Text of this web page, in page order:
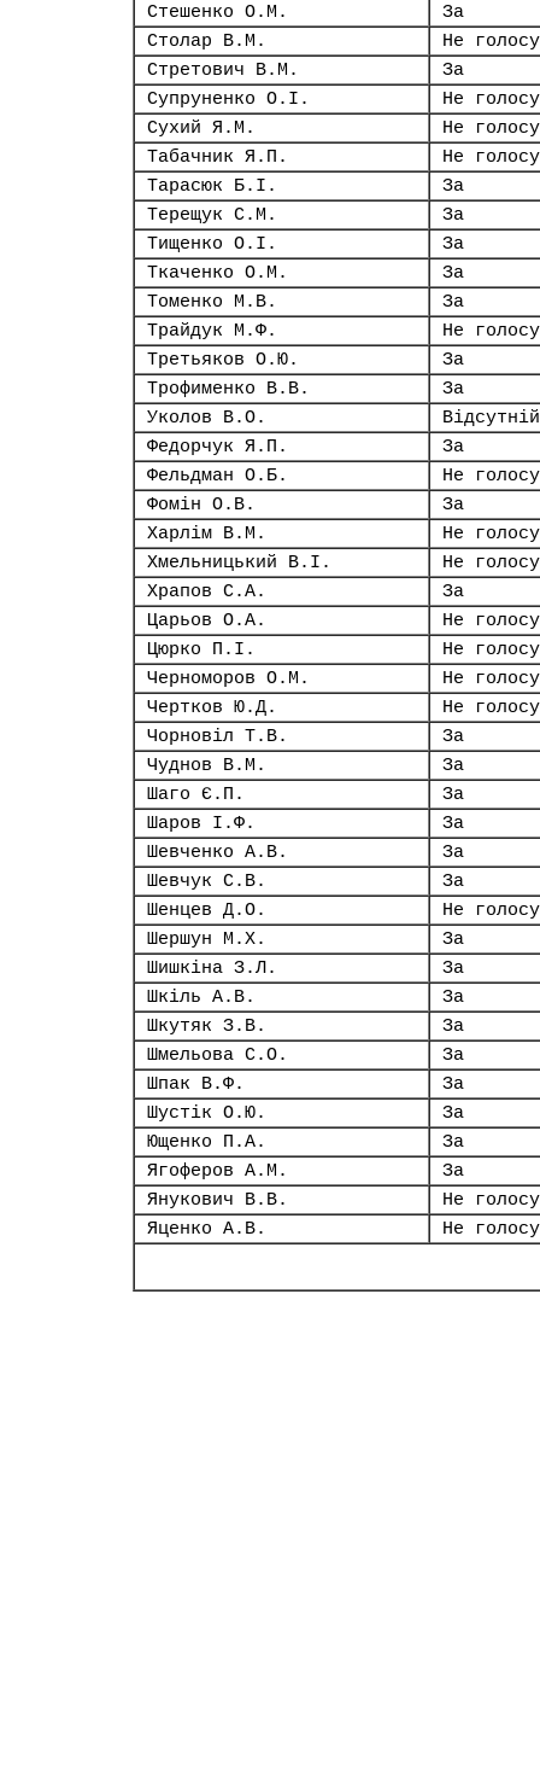
Стешенко О.М.
За
Столар В.М.
Не
Стретович В.М.
За
Супруненко О.І.
Не
Сухий Я.М.
Не
Табачник Я.П.
Не
Тарасюк Б.І.
За
Терещук С.М.
За
Тищенко О.І.
За
Ткаченко О.М.
За
Томенко М.В.
За
Трайдук М.Ф.
Не
Третьяков О.Ю.
За
Трофименко В.В.
За
Уколов В.О.
Відсутній
Федорчук Я.П.
За
Фельдман О.Б.
Не
Фомін О.В.
За
Харлім В.М.
Не
Хмельницький В.І.
Не
Храпов С.А.
За
Царьов О.А.
Не
Цюрко П.І.
Не
Черноморов О.М.
Не
Чертков Ю.Д.
Не
Чорновіл Т.В.
За
Чуднов В.М.
За
Шаго Є.П.
За
Шаров І.Ф.
За
Шевченко А.В.
За
Шевчук С.В.
За
Шенцев Д.О.
Не
Шершун М.Х.
За
Шишкіна З.Л.
За
Шкіль А.В.
За
Шкутяк З.В.
За
Шмельова С.О.
За
Шпак В.Ф.
За
Шустік О.Ю.
За
Ющенко П.А.
За
Ягоферов А.М.
За
Янукович В.В.
Не
Яценко А.В.
Не